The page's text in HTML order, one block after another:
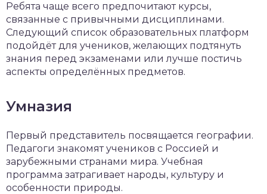
Ребята чаще всего предпочитают курсы,
связанные с привычными дисциплинами.
Следующий список образовательных платформ
подойдёт для учеников, желающих подтянуть
знания перед экзаменами или лучше постичь
аспекты определённых предметов.
Умназия
Первый представитель посвящается географии.
Педагоги знакомят учеников с Россией и
зарубежными странами мира. Учебная
программа затрагивает народы, культуру и
особенности природы.